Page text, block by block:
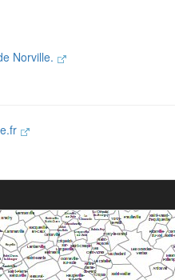
Norville.